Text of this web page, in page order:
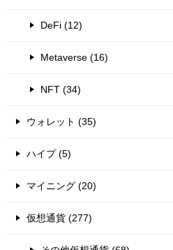
DeFi (12)
Metaverse (16)
NFT (34)
ウォレット (35)
ハイプ (5)
マイニング (20)
仮想通貨 (277)